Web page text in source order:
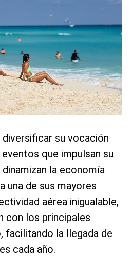
diversificar su vocación
que impulsan su
la economía
una de sus mayores
aérea inigualable,
con los principales
facilitando la llegada de
cada año.